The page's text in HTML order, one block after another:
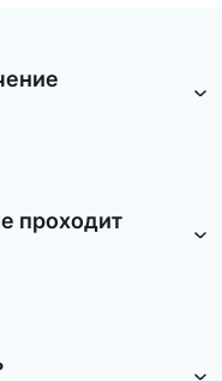
только
по
проходит
организм